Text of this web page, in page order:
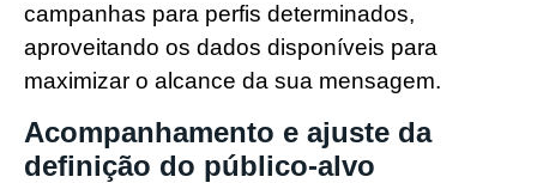
campanhas para perfis determinados,
aproveitando os dados disponíveis para
maximizar o alcance da sua mensagem.
Acompanhamento e ajuste da
definição do público-alvo